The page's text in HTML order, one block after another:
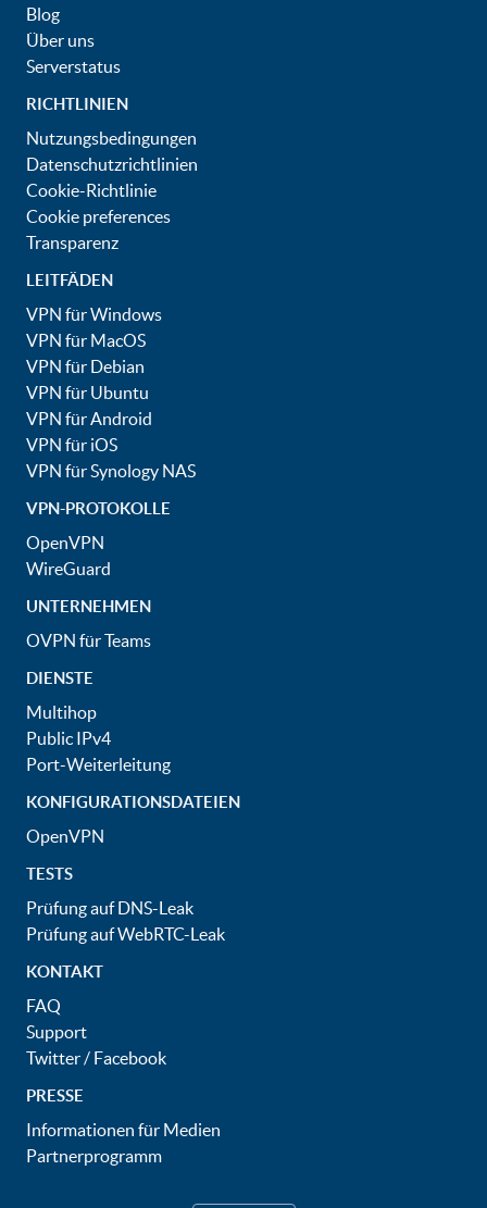
Blog
Über uns
Serverstatus
RICHTLINIEN
Nutzungsbedingungen
Datenschutzrichtlinien
Cookie-Richtlinie
Cookie preferences
Transparenz
LEITFÄDEN
VPN für Windows
VPN für MacOS
VPN für Debian
VPN für Ubuntu
VPN für Android
VPN für iOS
VPN für Synology NAS
VPN-PROTOKOLLE
OpenVPN
WireGuard
UNTERNEHMEN
OVPN für Teams
DIENSTE
Multihop
Public IPv4
Port-Weiterleitung
KONFIGURATIONSDATEIEN
OpenVPN
TESTS
Prüfung auf DNS-Leak
Prüfung auf WebRTC-Leak
KONTAKT
FAQ
Support
Twitter/ Facebook
PRESSE
Informationen für Medien
Partnerprogramm